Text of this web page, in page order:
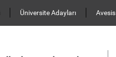
Üniversite Adayları Avesis